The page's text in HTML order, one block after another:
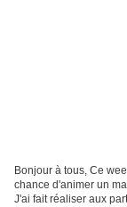
Bonjour à tous, Ce
chance d'animer un
J'ai fait réaliser aux